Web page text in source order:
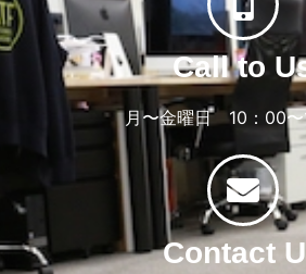
Call to
月〜金曜日 10：00〜
Contact